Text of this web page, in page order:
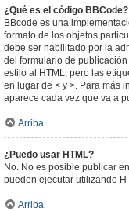
¿Qué es el código BBCode?
BBcode es una
formato de los objetos
debe ser habilitado por la
del formulario de
estilo al HTML, pero las
en lugar de < y >. Para más
aparece cada vez que va a
Arriba
¿Puedo usar HTML?
No. No es posible publicar
pueden ejecutar utilizando
Arriba